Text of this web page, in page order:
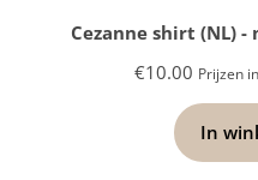
Cezanne shirt (NL)
€10.00 Prijzen
In